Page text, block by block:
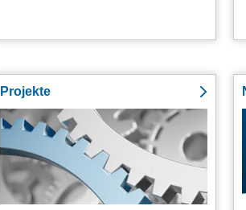
Projekte